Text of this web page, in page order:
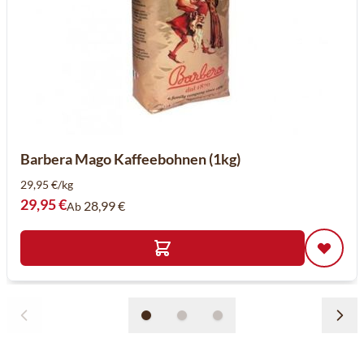
Barbera Mago Kaffeebohnen (1kg)
29,95 €/kg
29,95 €Ab 28,99 €